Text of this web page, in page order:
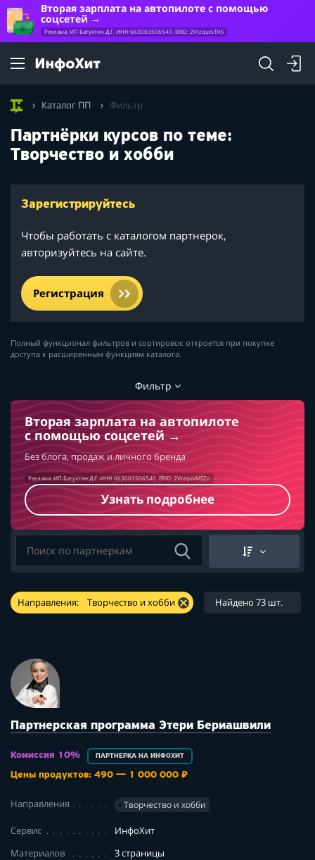
Вторая зарплата на автопилоте с помощью
соцсетей
Реклама. ИП Батухтин Д.Г. ИНН 663003506540. ERID: 2VtzqutsTHS
Каталог ПП Фильтр
Партнёрки курсов по теме:
Творчество и хобби
Зарегистрируйтесь
Чтобы работать с каталогом партнерок,
авторизуйтесь на сайте.
Регистрация
Полный функционал фильтров и сортировок откроется при покупке
доступа к расширенным функциям каталога.
Фильтр
Вторая зарплата на автопилоте
с помощью соцсетей
Без блога, продаж и личного бренда
Реклама. ИП Батухтин Д.Г. ИНН 663003506540. ERID: 2VtzquvMSZn
Узнать подробнее
Направления: Творчество и хобби Найдено 73 шт.
Партнерская программа Этери Бериашвили
Комиссия 10% ПАРТНЕРКА НА ИНФОХИТ
Цены продуктов: 490 — 1 000 000 ₽
Направления Творчество и хобби
Сервис
ИнфоХит
Материалов
3 страницы